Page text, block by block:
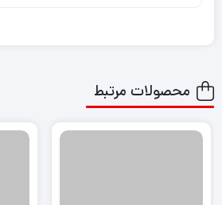
محصولات مرتبط